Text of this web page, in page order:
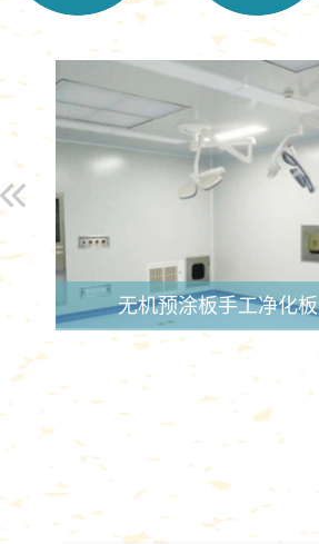
无机预涂板手工净化